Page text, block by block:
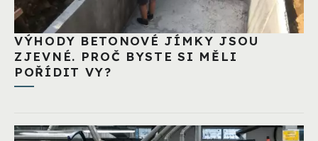
VÝHODY BETONOVÉ JÍMKY JSOU
ZJEVNÉ. PROČ BYSTE SI MĚLI
POŘÍDIT VY?